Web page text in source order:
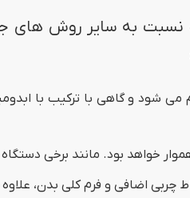
نسبت به سایر روش
شود و گاهی با ترکیب با
خواهد بود. مانند برخی
چربی اضافی و فرم کلی بدن،